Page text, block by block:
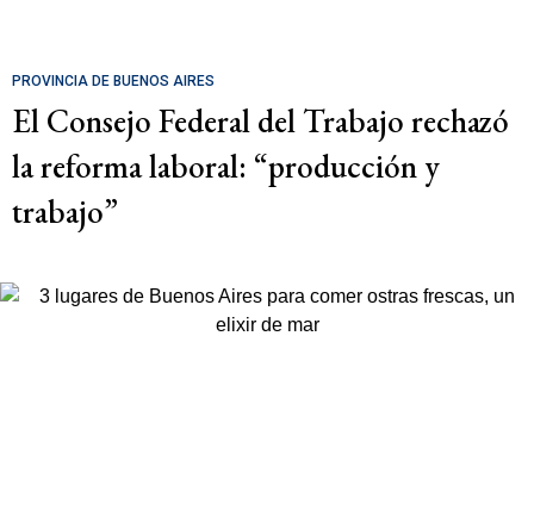
PROVINCIA DE BUENOS AIRES
El Consejo Federal del Trabajo rechazó
la reforma laboral: “producción y
trabajo”